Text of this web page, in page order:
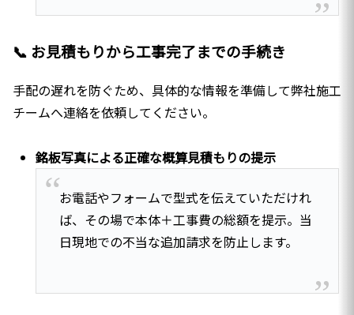
📞 お見積もりから工事完了までの手続き
手配の遅れを防ぐため、具体的な情報を準備して弊社施工
チームへ連絡を依頼してください。
銘板写真による正確な概算見積もりの提示
お電話やフォームで型式を伝えていただけれ
ば、その場で本体＋工事費の総額を提示。当
日現地での不当な追加請求を防止します。